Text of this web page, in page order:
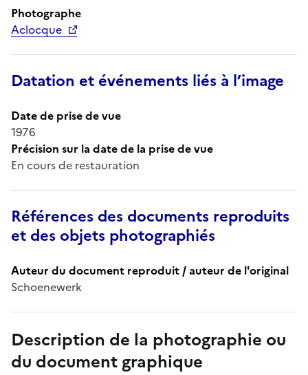
Photographe
Aclocque
Datation et événements liés à l’image
Date de prise de vue
1976
Précision sur la date de la prise de vue
En cours de restauration
Références des documents reproduits
et des objets photographiés
Auteur du document reproduit / auteur de l'original
Schoenewerk
Description de la photographie ou
du document graphique